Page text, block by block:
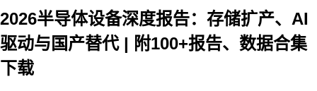
2026半导体设备深度报告：存储扩产、AI
驱动与国产替代 | 附100+报告、数据合集
下载